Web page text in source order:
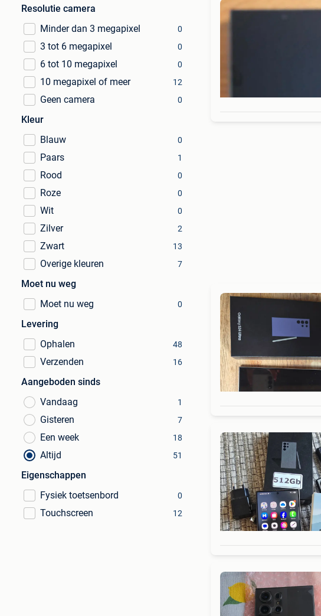
Resolutie camera
Minder dan 3 megapixel
0
3 tot 6 megapixel 0
6 tot 10 megapixel 0
10 megapixel of meer 12
Geen camera 0
Kleur
Blauw
0
Paars 1
Rood 0
Roze 0
Wit 0
Zilver 2
Zwart 13
Overige kleuren 7
Moet nu weg
Moet nu weg
0
Levering
Ophalen
48
Verzenden 16
Aangeboden sinds
Vandaag
1
Gisteren 7
Een week 18
Altijd 51
Eigenschappen
Fysiek toetsenbord
0
Touchscreen 12